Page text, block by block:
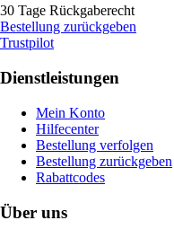
30 Tage Rückgaberecht
Bestellung zurückgeben
Trustpilot
Dienstleistungen
Mein Konto
Hilfecenter
Bestellung verfolgen
Bestellung zurückgeben
Rabattcodes
Über uns